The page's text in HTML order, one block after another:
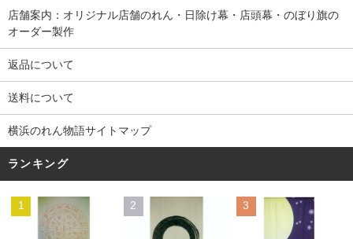
店舗案内：オリジナル店舗のれん・日除け幕・店頭幕・のぼり旗の
オーダー製作
返品について
送料について
横浜のれん物語サイトマップ
ランキング
1 2 3